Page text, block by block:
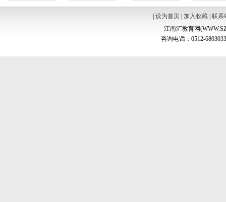
设为首页| 加入收藏| 联系
江南汇教育网
咨询电话：0512-